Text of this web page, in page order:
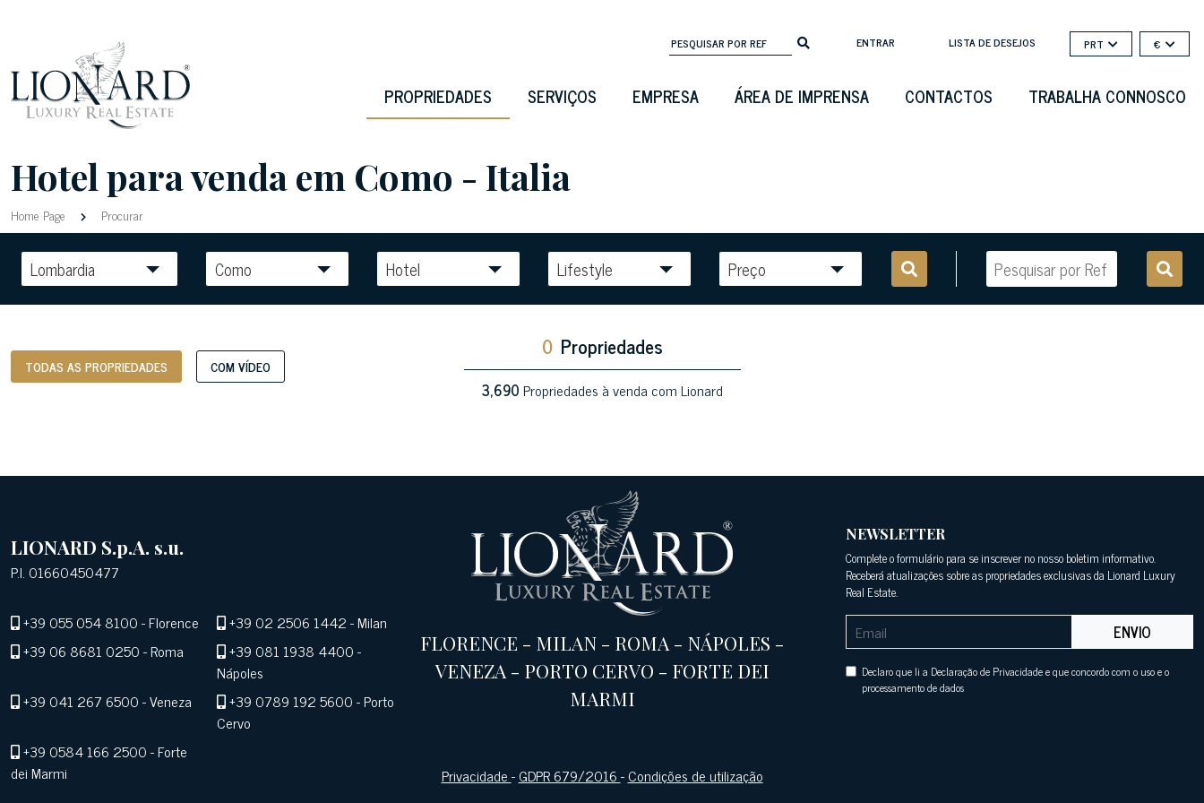
ENTRAR LISTA DE DESEJOS PRT €
PROPRIEDADES SERVIÇOS EMPRESA ÁREA DE IMPRENSA CONTACTOS TRABALHA CONNOSCO
Hotel para venda em Como - Italia
Home Page Procurar
Lombardia Como Hotel Lifestyle Preço
TODAS AS PROPRIEDADES COM VÍDEO
0 Propriedades
3,690Propriedades à venda com Lionard
LIONARD S.p.A. s.u.
P.I. 01660450477
+39 055 054 8100- Florence +39 02 2506 1442- Milan
+39 06 8681 0250- Roma +39 081 1938 4400-
Nápoles
+39 041 267 6500- Veneza +39 0789 192 5600- Porto
Cervo
+39 0584 166 2500- Forte
dei Marmi
FLORENCE - MILAN - ROMA - NÁPOLES -
VENEZA - PORTO CERVO - FORTE DEI
MARMI
Privacidade-GDPR 679/2016-Condições de utilização
NEWSLETTER
Complete o formulário para se inscrever no nosso boletim informativo.
Receberá atualizações sobre as propriedades exclusivas da Lionard Luxury
Real Estate.
ENVIO
Declaro que li a Declaração de Privacidade e que concordo com o uso e o
processamento de dados